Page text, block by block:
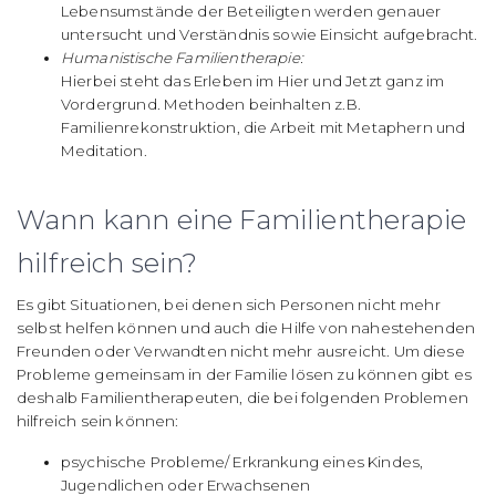
Lebensumstände der Beteiligten werden genauer
untersucht und Verständnis sowie Einsicht aufgebracht.
Humanistische Familientherapie:
Hierbei steht das Erleben im Hier und Jetzt ganz im
Vordergrund. Methoden beinhalten z.B.
Familienrekonstruktion, die Arbeit mit Metaphern und
Meditation.
Wann kann eine Familientherapie
hilfreich sein?
Es gibt Situationen, bei denen sich Personen nicht mehr
selbst helfen können und auch die Hilfe von nahestehenden
Freunden oder Verwandten nicht mehr ausreicht. Um diese
Probleme gemeinsam in der Familie lösen zu können gibt es
deshalb Familientherapeuten, die bei folgenden Problemen
hilfreich sein können:
psychische Probleme/ Erkrankung eines Kindes,
Jugendlichen oder Erwachsenen